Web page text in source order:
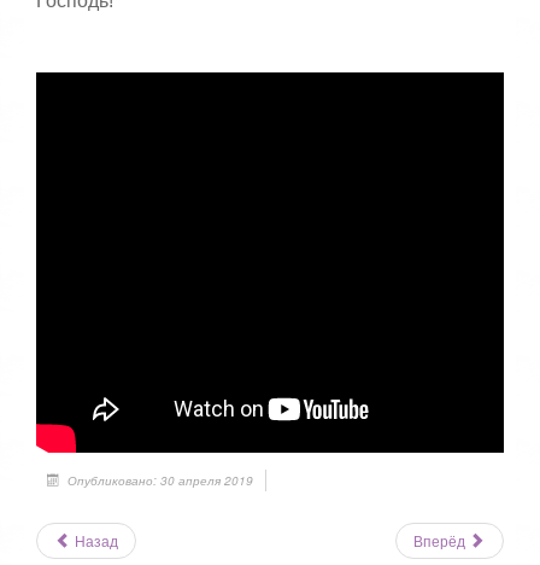
Опубликовано: 30 апреля 2019
Назад Вперёд